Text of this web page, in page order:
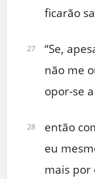
ficarão
27
“Se,
não me
opor-se
28
então
eu
mais por